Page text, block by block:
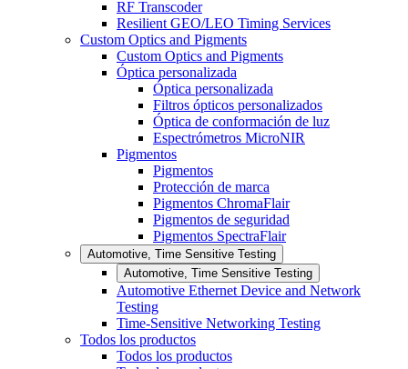
RF Transcoder
Resilient GEO/LEO Timing Services
Custom Optics and Pigments
Custom Optics and Pigments
Óptica personalizada
Óptica personalizada
Filtros ópticos personalizados
Óptica de conformación de luz
Espectrómetros MicroNIR
Pigmentos
Pigmentos
Protección de marca
Pigmentos ChromaFlair
Pigmentos de seguridad
Pigmentos SpectraFlair
Automotive, Time Sensitive Testing
Automotive, Time Sensitive Testing
Automotive Ethernet Device and Network
Testing
Time-Sensitive Networking Testing
Todos los productos
Todos los productos